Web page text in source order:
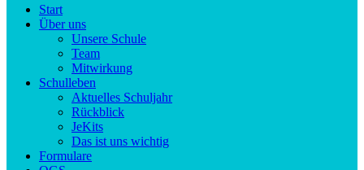
Start
Über uns
Unsere Schule
Team
Mitwirkung
Schulleben
Aktuelles Schuljahr
Rückblick
JeKits
Das ist uns wichtig
Formulare